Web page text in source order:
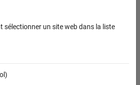
(EDG)
sélectionner un site web dans la liste